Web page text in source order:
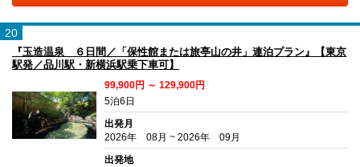
20
『玉造温泉 ６日間／「保性館または旅亭山の井」連泊プラン』【東京
駅発／品川駅・新横浜駅乗下車可】
99,900円 ～ 129,900円
5泊6日
出発月
2026年 08月 ~ 2026年 09月
出発地